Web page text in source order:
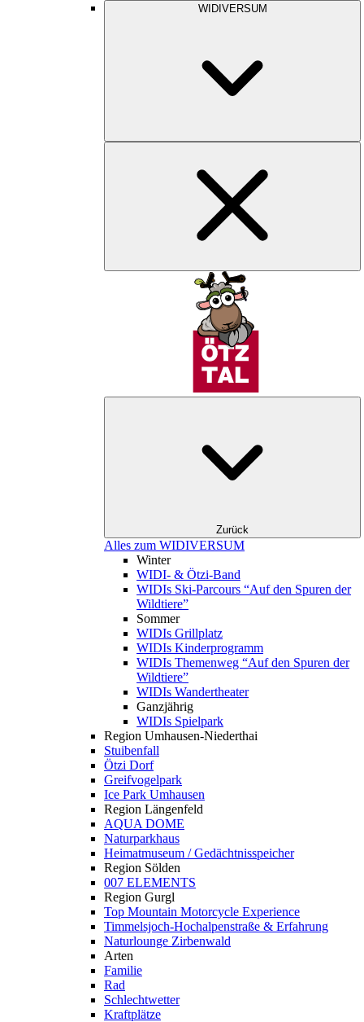
WIDIVERSUM
Zurück
Alles zum WIDIVERSUM
Winter
WIDI- & Ötzi-Band
WIDIs Ski-Parcours “Auf den Spuren der
Wildtiere”
Sommer
WIDIs Grillplatz
WIDIs Kinderprogramm
WIDIs Themenweg “Auf den Spuren der
Wildtiere”
WIDIs Wandertheater
Ganzjährig
WIDIs Spielpark
Region Umhausen-Niederthai
Stuibenfall
Ötzi Dorf
Greifvogelpark
Ice Park Umhausen
Region Längenfeld
AQUA DOME
Naturparkhaus
Heimatmuseum / Gedächtnisspeicher
Region Sölden
007 ELEMENTS
Region Gurgl
Top Mountain Motorcycle Experience
Timmelsjoch-Hochalpenstraße & Erfahrung
Naturlounge Zirbenwald
Arten
Familie
Rad
Schlechtwetter
Kraftplätze